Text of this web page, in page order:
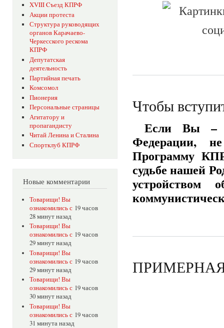
XVIII Cъезд КПРФ
Акции протеста
Структура руководящих
органов Карачаево-
Черкесского рескома
КПРФ
Депутатская
деятельность
Партийная печать
Комсомол
Пионерия
Персональные страницы
Агитатору и
пропагандисту
Читай Ленина и Сталина
Спортклуб КПРФ
Новые комментарии
Товарищи! Вы
ознакомились с 19 часов
28 минут назад
Товарищи! Вы
ознакомились с 19 часов
29 минут назад
Товарищи! Вы
ознакомились с 19 часов
29 минут назад
Товарищи! Вы
ознакомились с 19 часов
30 минут назад
Товарищи! Вы
ознакомились с 19 часов
31 минута назад
Чтобы
Если Вы –
Федерации,
Программу
судьбе нашей
устройством
ПРИМЕРНАЯ